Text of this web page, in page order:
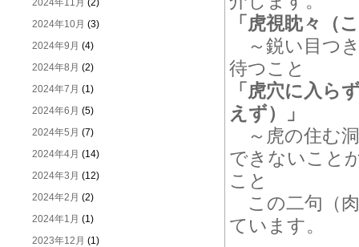
2024年11月 (2)
2024年10月 (3)
2024年9月 (4)
2024年8月 (2)
2024年7月 (1)
2024年6月 (5)
2024年5月 (7)
2024年4月 (14)
2024年3月 (12)
2024年2月 (2)
2024年1月 (1)
2023年12月 (1)
「虎視眈々（
～鋭い目つ
待つこと
「虎穴に入ら
えず）」
～虎の住む
できないこと
こと
この二句（
ています。